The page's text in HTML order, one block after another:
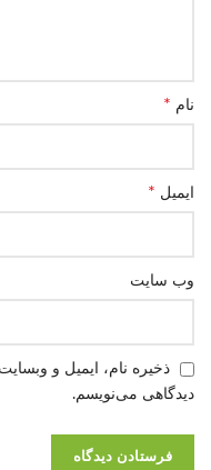
نام *
ایمیل *
وب‌ سایت
ذخیره نام، ایمیل و
دیدگاهی می‌نویسم.